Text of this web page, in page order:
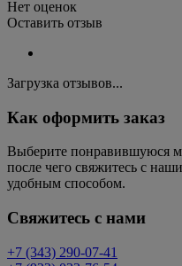
Нет оценок
Оставить отзыв
Загрузка отзывов...
Как оформить заказ
Выберите понравившуюся
после чего свяжитесь с
удобным способом.
Свяжитесь с нами
+7 (343) 290-07-41